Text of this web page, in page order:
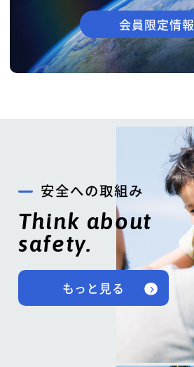
会員限定情報
安全への取組み
Think about
safety.
もっと見る